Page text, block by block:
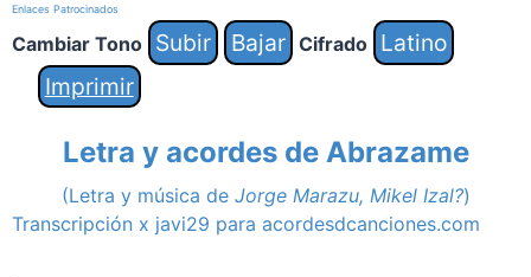
Enlaces Patrocinados
Cambiar Tono Subir Bajar Cifrado
Latino
Imprimir
Letra y acordes de Abrazame
(Letra y música de Jorge Marazu, Mikel Izal?)
Transcripción x javi29 para acordesdcanciones.com